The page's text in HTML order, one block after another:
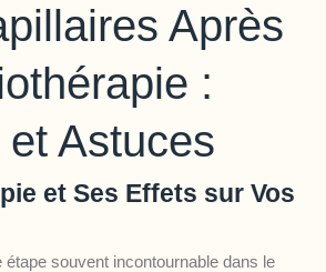
Après
:
Astuces
et Ses Effets sur Vos
étape souvent incontournable dans le